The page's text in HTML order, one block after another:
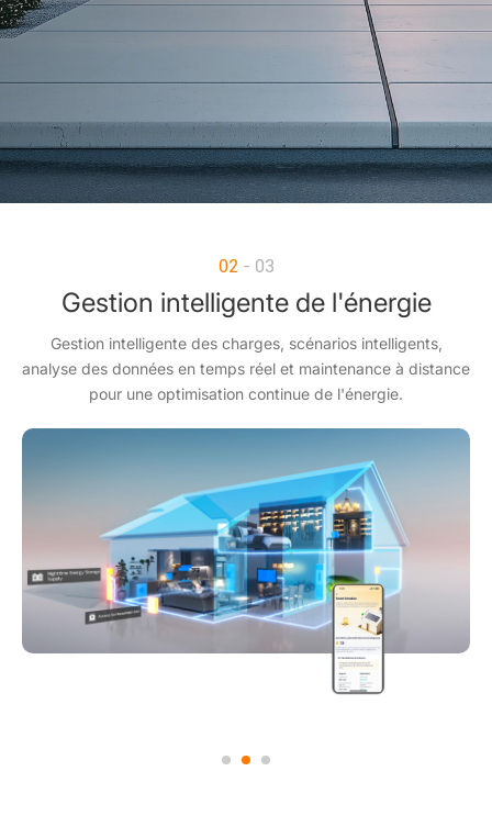
03 - 03
Sécurité & Fiabilité garanties
Conçu avec des composants de haute qualité, une sécurité
avancée des batteries, une gestion thermique et une
détection intelligente des défauts pour une fiabilité à long